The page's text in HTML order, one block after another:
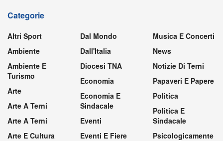
Categorie
Altri Sport
Ambiente
Ambiente E
Turismo
Arte
Arte A Terni
Arte A Terni
Arte E Cultura
Dal Mondo
Dall'Italia
Diocesi TNA
Economia
Economia E
Sindacale
Eventi
Eventi E Fiere
Musica E Concerti
News
Notizie Di Terni
Papaveri E Papere
Politica
Politica E
Sindacale
Psicologicamente